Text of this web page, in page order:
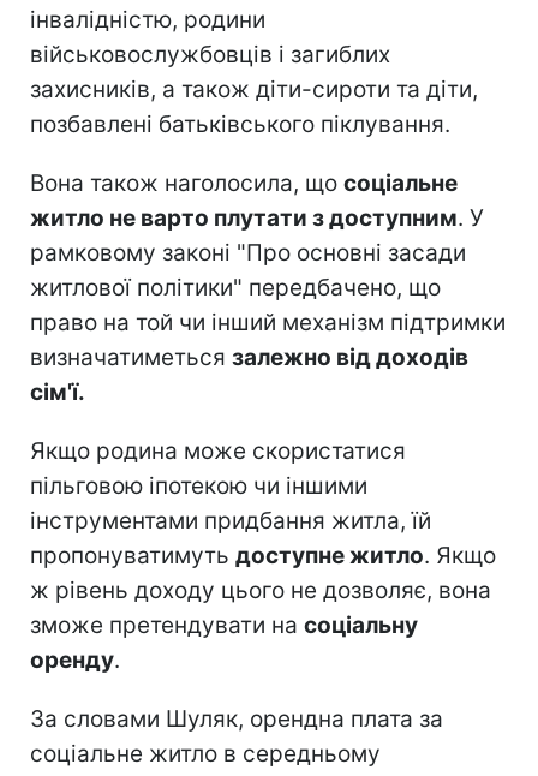
інвалідністю, родини
військовослужбовців і загиблих
захисників, а також діти-сироти та діти,
позбавлені батьківського піклування.
Вона також наголосила, що соціальне
житло не варто плутати з доступним. У
рамковому законі "Про основні засади
житлової політики" передбачено, що
право на той чи інший механізм підтримки
визначатиметься залежно від доходів
сім'ї.
Якщо родина може скористатися
пільговою іпотекою чи іншими
інструментами придбання житла, їй
пропонуватимуть доступне житло. Якщо
ж рівень доходу цього не дозволяє, вона
зможе претендувати на соціальну
оренду.
За словами Шуляк, орендна плата за
соціальне житло в середньому